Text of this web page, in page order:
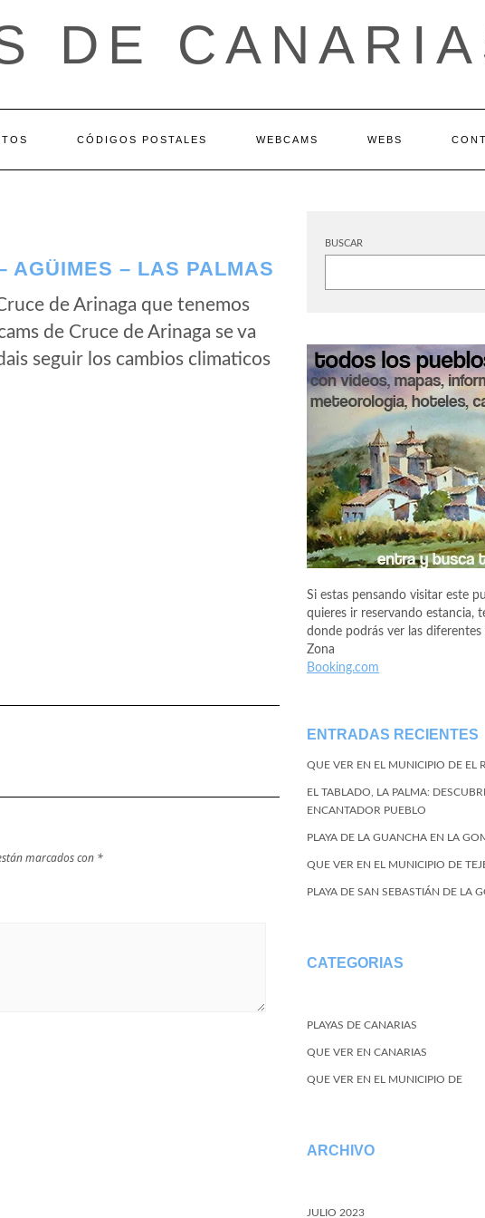
DE
CÓDIGOS POSTALES WEBCAMS WEBS
AGÜIMES – LAS PALMAS
de Arinaga que tenemos
de Cruce de Arinaga se va
seguir los cambios climaticos
marcados con *
BUSCAR
Si estas pensando visitar este
quieres ir reservando estancia,
donde podrás ver las
Zona
Booking.com
ENTRADAS RECIENTES
QUE VER EN EL MUNICIPIO DE EL
EL TABLADO, LA PALMA:
ENCANTADOR PUEBLO
PLAYA DE LA GUANCHA EN LA
QUE VER EN EL MUNICIPIO DE
PLAYA DE SAN SEBASTIÁN DE LA
CATEGORIAS
PLAYAS DE CANARIAS
QUE VER EN CANARIAS
QUE VER EN EL MUNICIPIO DE
ARCHIVO
JULIO 2023